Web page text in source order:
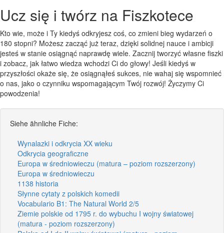
Ucz się i twórz na Fiszkotece
Kto wie, może i Ty kiedyś odkryjesz coś, co zmieni bieg wydarzeń o
180 stopni? Możesz zacząć już teraz, dzięki solidnej nauce i ambicji
jesteś w stanie osiągnąć naprawdę wiele. Zacznij tworzyć własne fiszki
i zobacz, jak łatwo wiedza wchodzi Ci do głowy! Jeśli kiedyś w
przyszłości okaże się, że osiągnąłeś sukces, nie wahaj się wspomnieć
o nas, jako o czynniku wspomagającym Twój rozwój! Życzymy Ci
powodzenia!
Siehe ähnliche Fiche:
Wynalazki i odkrycia XX wieku
Odkrycia geograficzne
Europa w średniowieczu (matura – poziom rozszerzony)
Europa w średniowieczu
1138 historia
Słynne cytaty z polskich komedii
Vocabulario B1: The Natural World 2/5
Ziemie polskie od 1795 r. do wybuchu I wojny światowej
(matura - poziom rozszerzony)